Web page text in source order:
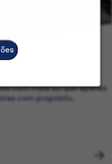
com mais do que apenas
com propósito.